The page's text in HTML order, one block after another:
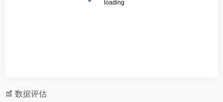
数据评估